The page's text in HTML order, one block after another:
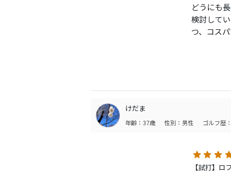
どうにも
検討して
つ、コス
納期は４
見た目も
早速打っ
打感はか
様です。
けだま
年齢：37歳 性別：男性 ゴルフ歴
【試打】ロ